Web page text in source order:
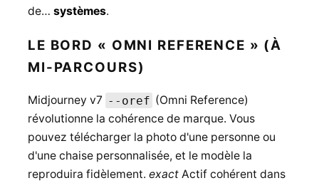
de… systèmes.
LE BORD « OMNI REFERENCE » (À
MI-PARCOURS)
Midjourney v7 --oref (Omni Reference)
révolutionne la cohérence de marque. Vous
pouvez télécharger la photo d'une personne ou
d'une chaise personnalisée, et le modèle la
reproduira fidèlement. exactActif cohérent dans